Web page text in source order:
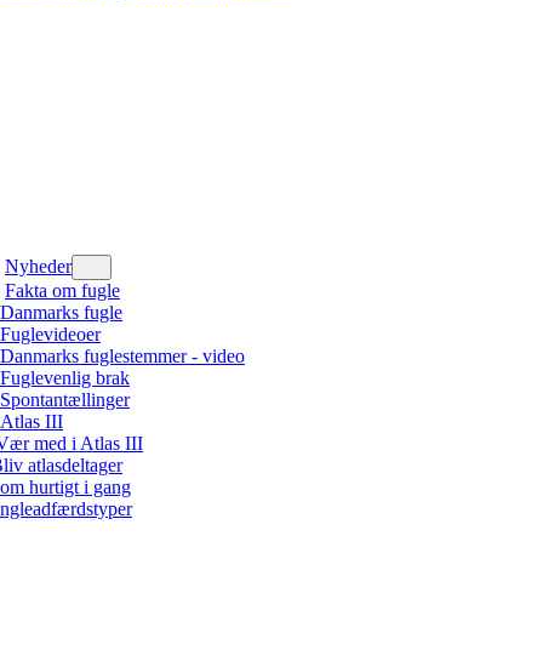
Nyheder
Fakta om fugle
Danmarks fugle
Fuglevideoer
Danmarks fuglestemmer - video
Fuglevenlig brak
Spontantællinger
Atlas III
med i Atlas III
atlasdeltager
hurtigt i gang